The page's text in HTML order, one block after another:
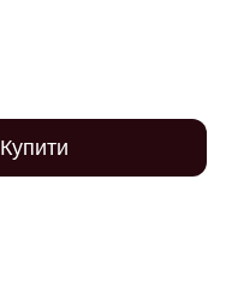
Купити